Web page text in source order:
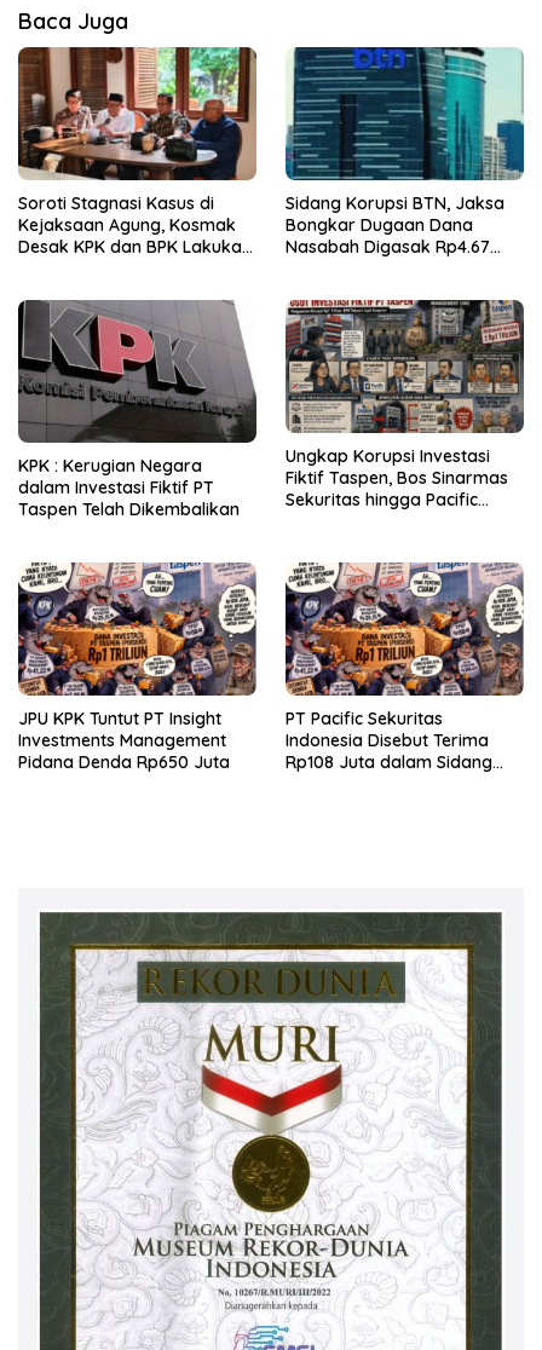
Baca Juga
Soroti Stagnasi Kasus di
Kejaksaan Agung, Kosmak
Desak KPK dan BPK Lakukan
Sidang Korupsi BTN, Jaksa
Bongkar Dugaan Dana
Nasabah Digasak Rp4.67
KPK : Kerugian Negara
dalam Investasi Fiktif PT
Taspen Telah Dikembalikan
Ungkap Korupsi Investasi
Fiktif Taspen, Bos Sinarmas
Sekuritas hingga Pacific
JPU KPK Tuntut PT Insight
Investments Management
Pidana Denda Rp650 Juta
PT Pacific Sekuritas
Indonesia Disebut Terima
Rp108 Juta dalam Sidang